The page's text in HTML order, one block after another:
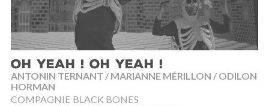
OH YEAH ! OH YEAH !
ANTONIN TERNANT / MARIANNE MÉRILLON / ODILON
HORMAN
COMPAGNIE BLACK BONES